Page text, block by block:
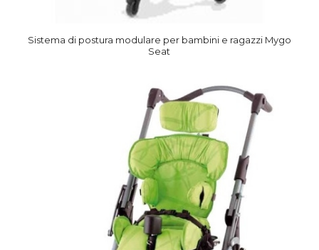
Sistema di postura modulare per bambini e ragazzi Mygo
Seat